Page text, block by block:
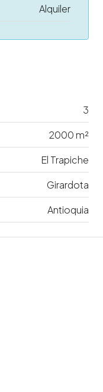
Alquiler
3
2000 m²
El Trapiche
Girardota
Antioquia